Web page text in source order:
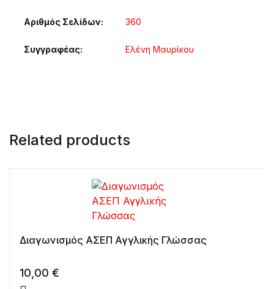
Αριθμός Σελίδων 360
Συγγραφέας Ελένη Μαυρίκου
Related products
Διαγωνισμός ΑΣΕΠ Αγγλικής Γλώσσας
10,00 €